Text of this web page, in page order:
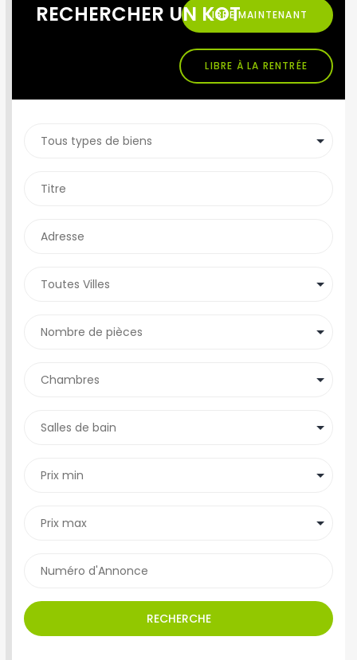
RECHERCHER UN KOTLIBRE MAINTENANT
LIBRE À LA RENTRÉE
RECHERCHE